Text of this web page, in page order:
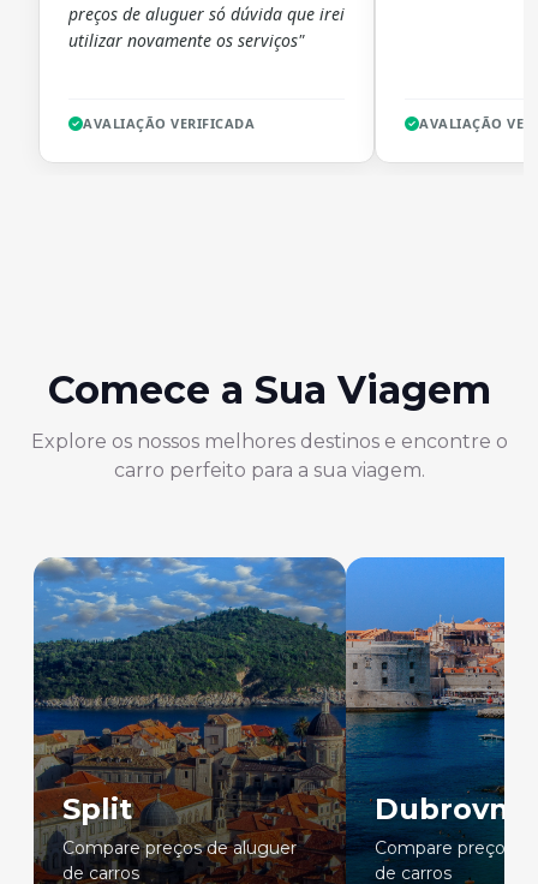
preços de aluguer só dúvida que irei
utilizar novamente os serviços"
AVALIAÇÃO VERIFICADA AVALIAÇÃO
Comece a Sua Viagem
Explore os nossos melhores destinos e encontre o
carro perfeito para a sua viagem.
Split
Compare preços de aluguer
de carros
Dubrovnik
Compare preços
de carros